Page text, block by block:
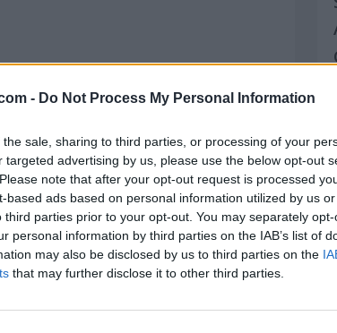
- Do Not Process My Personal Information
sale, sharing to third parties, or processing of your
targeted advertising by us, please use the below opt-out
note that after your opt-out request is processed
based ads based on personal information utilized by us
third parties prior to your opt-out. You may separately
personal information by third parties on the IAB’s list of
may also be disclosed by us to third parties on the
that may further disclose it to other third parties.